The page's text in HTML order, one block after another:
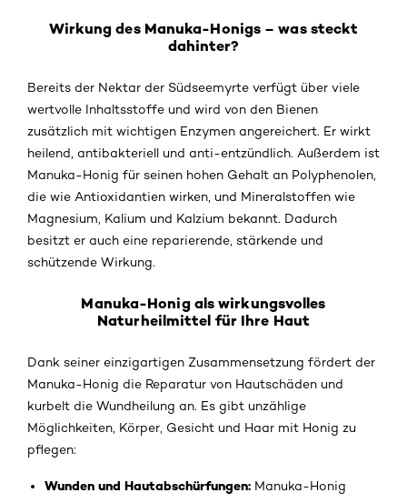
Wirkung des Manuka-Honigs – was steckt
dahinter?
Bereits der Nektar der Südseemyrte verfügt über viele
wertvolle Inhaltsstoffe und wird von den Bienen
zusätzlich mit wichtigen Enzymen angereichert. Er wirkt
heilend, antibakteriell und anti-entzündlich. Außerdem ist
Manuka-Honig für seinen hohen Gehalt an Polyphenolen,
die wie Antioxidantien wirken, und Mineralstoffen wie
Magnesium, Kalium und Kalzium bekannt. Dadurch
besitzt er auch eine reparierende, stärkende und
schützende Wirkung.
Manuka-Honig als wirkungsvolles
Naturheilmittel für Ihre Haut
Dank seiner einzigartigen Zusammensetzung fördert der
Manuka-Honig die Reparatur von Hautschäden und
kurbelt die Wundheilung an. Es gibt unzählige
Möglichkeiten, Körper, Gesicht und Haar mit Honig zu
pflegen:
Wunden und Hautabschürfungen: Manuka-Honig